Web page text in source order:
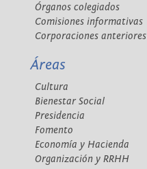
Órganos colegiados
Comisiones informativas
Corporaciones anteriores
Áreas
Cultura
Bienestar Social
Presidencia
Fomento
Economía y Hacienda
Organización y RRHH